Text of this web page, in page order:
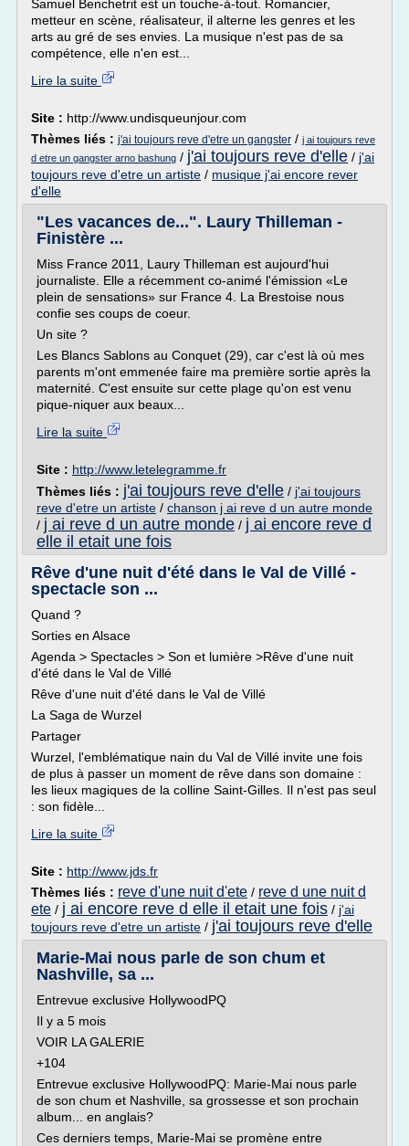
Samuel Benchetrit est un touche-à-tout. Romancier,
metteur en scène, réalisateur, il alterne les genres et les
arts au gré de ses envies. La musique n'est pas de sa
compétence, elle n'en est...
Lire la suite
Site : http://www.undisqueunjour.com
Thèmes liés : j'ai toujours reve d'etre un gangster / j ai toujours reve
d etre un gangster arno bashung / j'ai toujours reve d'elle / j'ai
toujours reve d'etre un artiste / musique j'ai encore rever
d'elle
"Les vacances de...". Laury Thilleman -
Finistère ...
Miss France 2011, Laury Thilleman est aujourd'hui
journaliste. Elle a récemment co-animé l'émission «Le
plein de sensations» sur France 4. La Brestoise nous
confie ses coups de coeur.
Un site ?
Les Blancs Sablons au Conquet (29), car c'est là où mes
parents m'ont emmenée faire ma première sortie après la
maternité. C'est ensuite sur cette plage qu'on est venu
pique-niquer aux beaux...
Lire la suite
Site : http://www.letelegramme.fr
Thèmes liés : j'ai toujours reve d'elle / j'ai toujours
reve d'etre un artiste / chanson j ai reve d un autre monde
/ j ai reve d un autre monde / j ai encore reve d
elle il etait une fois
Rêve d'une nuit d'été dans le Val de Villé -
spectacle son ...
Quand ?
Sorties en Alsace
Agenda > Spectacles > Son et lumière >Rêve d'une nuit
d'été dans le Val de Villé
Rêve d'une nuit d'été dans le Val de Villé
La Saga de Wurzel
Partager
Wurzel, l'emblématique nain du Val de Villé invite une fois
de plus à passer un moment de rêve dans son domaine :
les lieux magiques de la colline Saint-Gilles. Il n'est pas seul
: son fidèle...
Lire la suite
Site : http://www.jds.fr
Thèmes liés : reve d'une nuit d'ete / reve d une nuit d
ete / j ai encore reve d elle il etait une fois / j'ai
toujours reve d'etre un artiste / j'ai toujours reve d'elle
Marie-Mai nous parle de son chum et
Nashville, sa ...
Entrevue exclusive HollywoodPQ
Il y a 5 mois
VOIR LA GALERIE
+104
Entrevue exclusive HollywoodPQ: Marie-Mai nous parle
de son chum et Nashville, sa grossesse et son prochain
album... en anglais?
Ces derniers temps, Marie-Mai se promène entre